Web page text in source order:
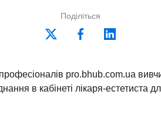
Поділіться
pro.bhub.com.ua
в кабінеті лікаря-естетиста